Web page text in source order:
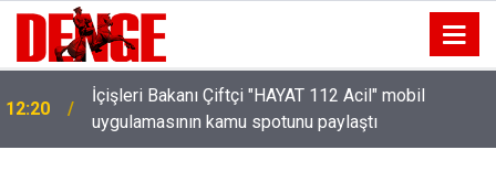
12:20
İçişleri Bakanı Çiftçi "HAYAT 112 Acil" mobil
uygulamasının kamu spotunu paylaştı